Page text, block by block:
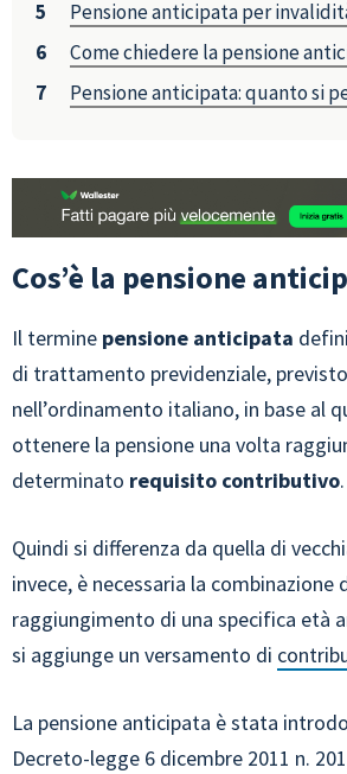
Pensione anticipata per
Come chiedere la pensione
Pensione anticipata: quanto si
Cos’è la pensione
Il termine pensione anticipata
di trattamento previdenziale, previsto
nell’ordinamento italiano, in base al
ottenere la pensione una volta
determinato requisito contributivo.
Quindi si differenza da quella di
invece, è necessaria la combinazione
raggiungimento di una specifica età
si aggiunge un versamento di
La pensione anticipata è stata
Decreto-legge 6 dicembre 2011 n.